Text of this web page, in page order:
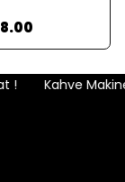
! Kahve